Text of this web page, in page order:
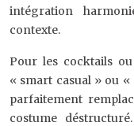
intégration
contexte.
Pour les cocktails
« smart casual » ou
parfaitement
costume